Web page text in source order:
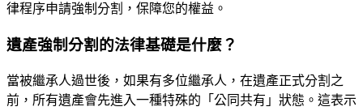
律程序申請強制分割，保障您的權益。
遺產強制分割的法律基礎是什麼？
當被繼承人過世後，如果有多位繼承人，在遺產正式分割之
前，所有遺產會先進入一種特殊的「公同共有」狀態。這表示